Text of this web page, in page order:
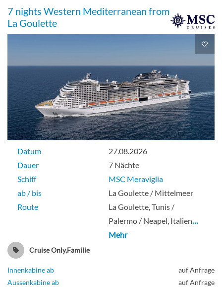
7 nights Western Mediterranean from
La Goulette
Datum
27.08.2026
Dauer
7 Nächte
Schiff
MSC Meraviglia
ab / bis
La Goulette / Mittelmeer
Route
La Goulette, Tunis /
Palermo / Neapel, Italien…
Mehr
Cruise Only,Familie
Innenkabine ab
auf Anfrage
Aussenkabine ab
auf Anfrage